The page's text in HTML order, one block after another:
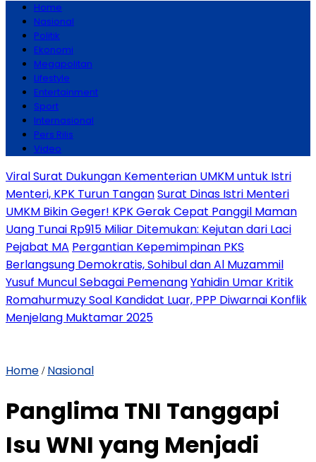
Home
Nasional
Politik
Ekonomi
Megapolitan
Lifestyle
Entertainment
Sport
Internasional
Pers Rilis
Video
Viral Surat Dukungan Kementerian UMKM untuk Istri
Menteri, KPK Turun TanganSurat Dinas Istri Menteri
UMKM Bikin Geger! KPK Gerak Cepat Panggil Maman
Uang Tunai Rp915 Miliar Ditemukan: Kejutan dari Laci
Pejabat MA Pergantian Kepemimpinan PKS
Berlangsung Demokratis, Sohibul dan Al Muzammil
Yusuf Muncul Sebagai PemenangYahidin Umar Kritik
Romahurmuzy Soal Kandidat Luar, PPP Diwarnai Konflik
Menjelang Muktamar 2025
Home / Nasional
Panglima TNI Tanggapi
Isu WNI yang Menjadi